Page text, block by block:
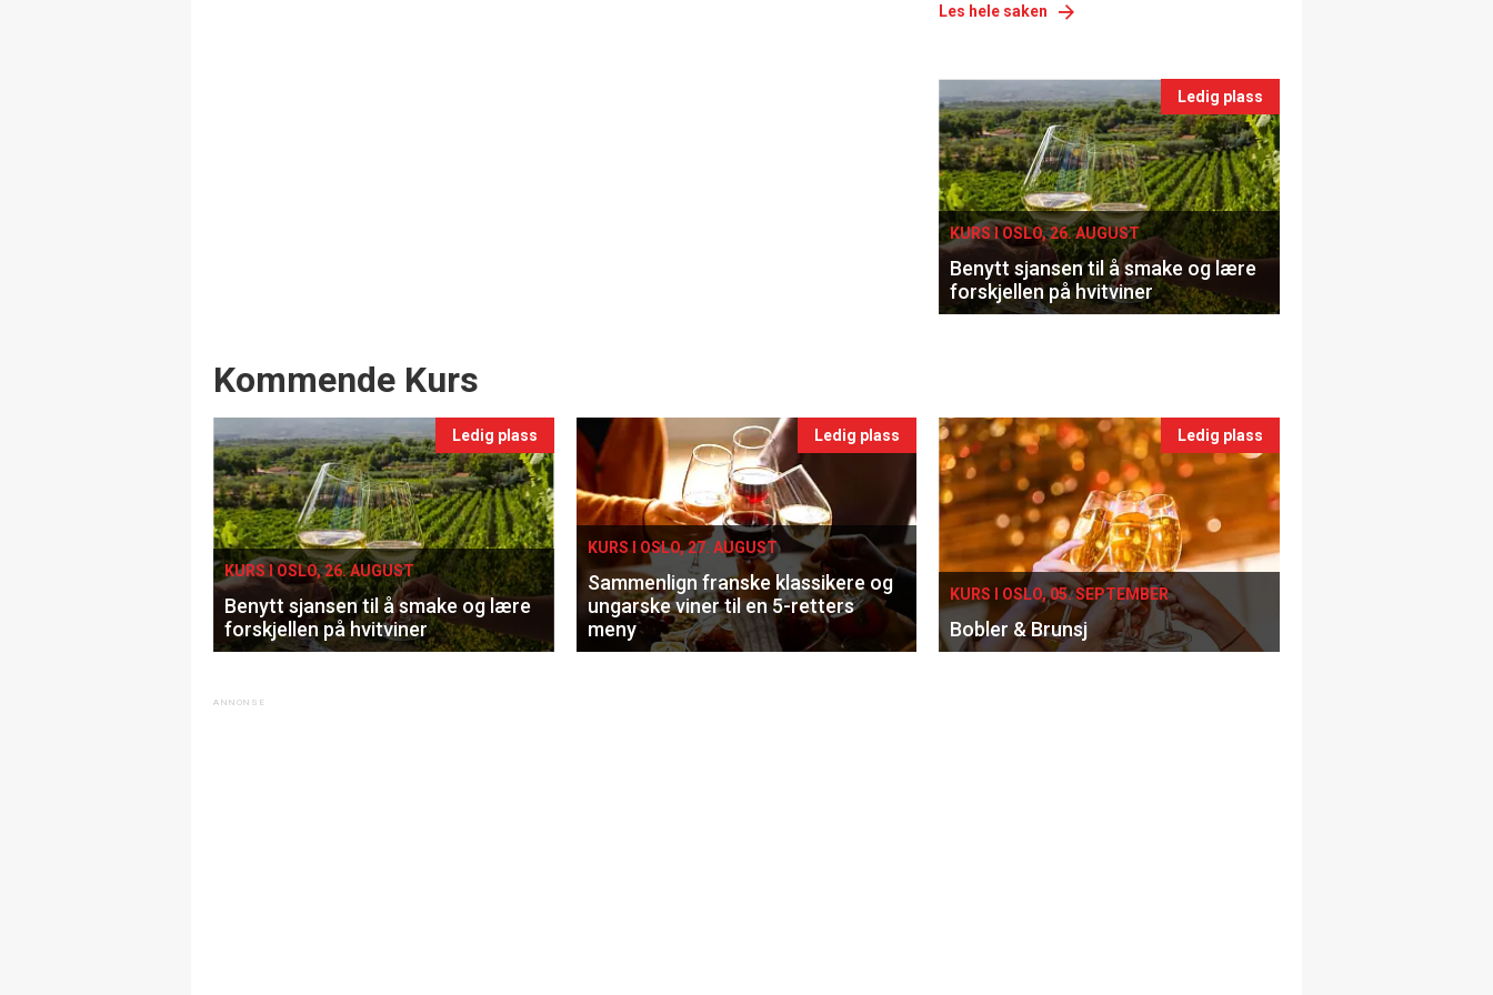
Les hele saken
Events
single
Ledig plass
KURS I OSLO, 26. AUGUST
Benytt sjansen til å smake og lære
forskjellen på hvitviner
Events
Kommende Kurs
Ledig plass
KURS I OSLO, 26. AUGUST
Benytt sjansen til å smake og lære
forskjellen på hvitviner
Ledig plass
KURS I OSLO, 27. AUGUST
Sammenlign franske klassikere og
ungarske viner til en 5-retters
meny
Ledig plass
KURS I OSLO, 05. SEPTEMBER
Bobler & Brunsj